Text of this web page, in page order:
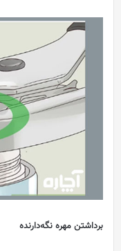
برداشتن مهره نگه‌دارنده